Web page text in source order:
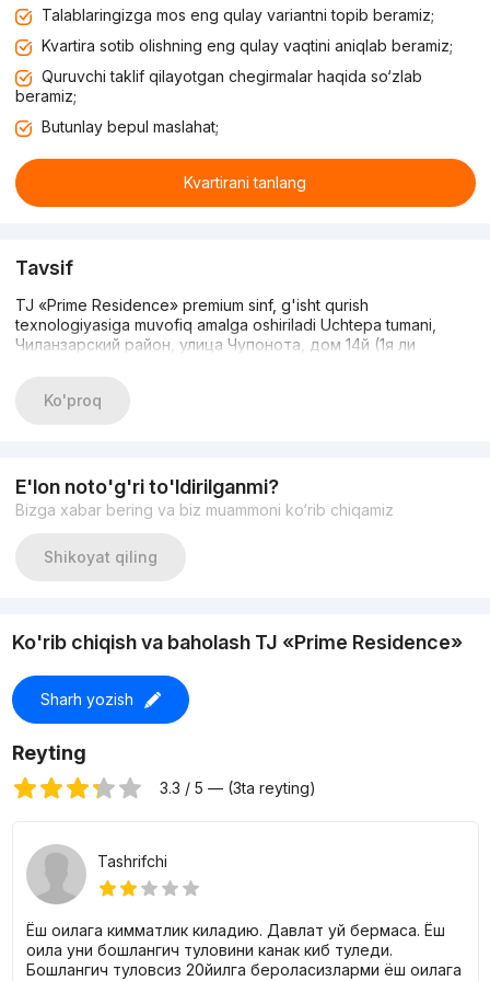
Talablaringizga mos eng qulay variantni topib beramiz;
Kvartira sotib olishning eng qulay vaqtini aniqlab beramiz;
Quruvchi taklif qilayotgan chegirmalar haqida so‘zlab
beramiz;
Butunlay bepul maslahat;
Kvartirani tanlang
Tavsif
TJ «Prime Residence» premium sinf, g'isht qurish
texnologiyasiga muvofiq amalga oshiriladi Uchtepa tumani,
Чиланзарский район, улица Чупонота, дом 14й (1я ли
Ko'proq
E'lon noto'g'ri to'ldirilganmi?
Bizga xabar bering va biz muammoni ko‘rib chiqamiz
Shikoyat qiling
Ko'rib chiqish va baholash TJ «Prime Residence»
Sharh yozish
Reyting
3.3 / 5 — (3ta reyting)
Tashrifchi
Ёш оилага кимматлик киладию. Давлат уй бермаса. Ёш
оила уни бошлангич туловини канак киб туледи.
Бошлангич туловсиз 20йилга бероласизларми ёш оилага